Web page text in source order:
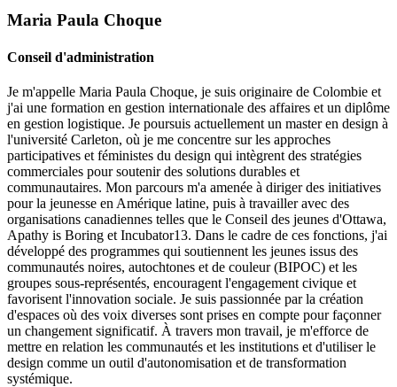
Maria Paula Choque
Conseil d'administration
Je m'appelle Maria Paula Choque, je suis originaire de Colombie et
j'ai une formation en gestion internationale des affaires et un diplôme
en gestion logistique. Je poursuis actuellement un master en design à
l'université Carleton, où je me concentre sur les approches
participatives et féministes du design qui intègrent des stratégies
commerciales pour soutenir des solutions durables et
communautaires. Mon parcours m'a amenée à diriger des initiatives
pour la jeunesse en Amérique latine, puis à travailler avec des
organisations canadiennes telles que le Conseil des jeunes d'Ottawa,
Apathy is Boring et Incubator13. Dans le cadre de ces fonctions, j'ai
développé des programmes qui soutiennent les jeunes issus des
communautés noires, autochtones et de couleur (BIPOC) et les
groupes sous-représentés, encouragent l'engagement civique et
favorisent l'innovation sociale. Je suis passionnée par la création
d'espaces où des voix diverses sont prises en compte pour façonner
un changement significatif. À travers mon travail, je m'efforce de
mettre en relation les communautés et les institutions et d'utiliser le
design comme un outil d'autonomisation et de transformation
systémique.